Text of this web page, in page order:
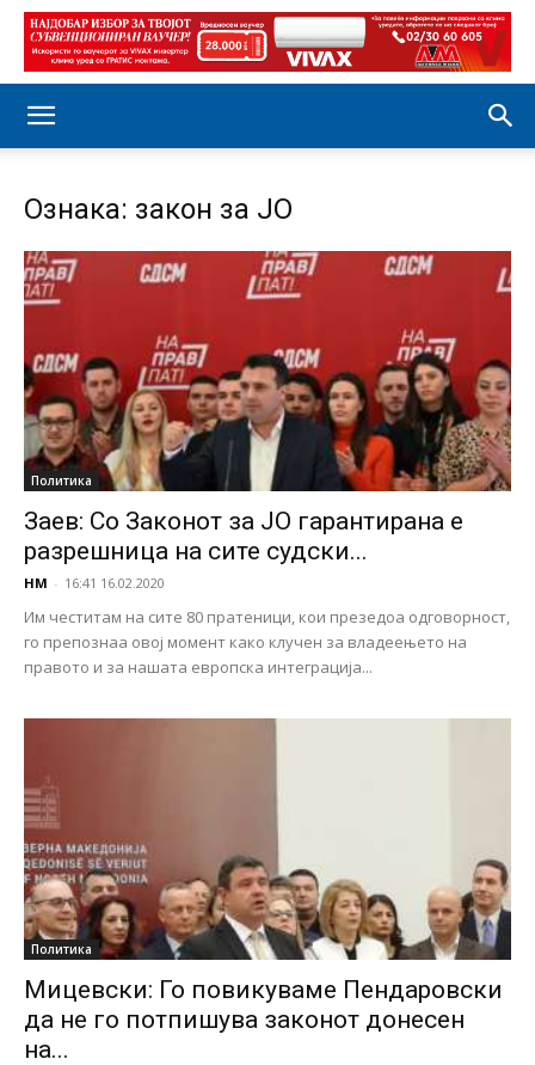
Ознака: закон за ЈО
Политика
Заев: Со Законот за ЈО гарантирана е
разрешница на сите судски...
НМ - 16:41 16.02.2020
Им честитам на сите 80 пратеници, кои презедоа одговорност,
го препознаа овој момент како клучен за владеењето на
правото и за нашата европска интеграција...
Политика
Мицевски: Го повикуваме Пендаровски
да не го потпишува законот донесен
на...